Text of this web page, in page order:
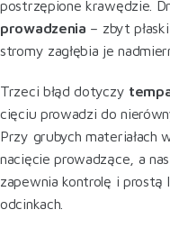
postrzępione krawędzie.
prowadzenia – zbyt
stromy zagłębia je
Trzeci błąd dotyczy
cięciu prowadzi do
Przy grubych materiałach
nacięcie prowadzące, a
zapewnia kontrolę i prostą
odcinkach.